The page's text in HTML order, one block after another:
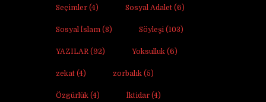
Seçimler (4) Sosyal Adalet (6)
Sosyal İslam (8) Söyleşi (103)
YAZILAR (92) Yoksulluk (6)
zekat (4) zorbalık (5)
Özgürlük (4) İktidar (4)